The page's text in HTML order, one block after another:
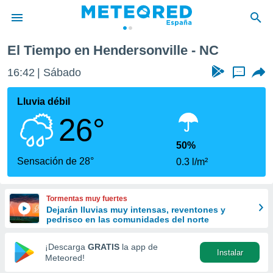
de
por
se
calidad.
a este
las
y
forma
digital
basada
El Tiempo en Hendersonville - NC
16:42 Sábado ...
Lluvia débil
26°
Sensación de 28°
50%
0.3 l/m²
Tormentas muy fuertes
Dejarán lluvias muy intensas, reventones y
pedrisco en las comunidades del norte
¡Descarga GRATIS la app de
Meteored!
Instalar